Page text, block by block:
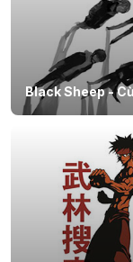
Black Sheep -